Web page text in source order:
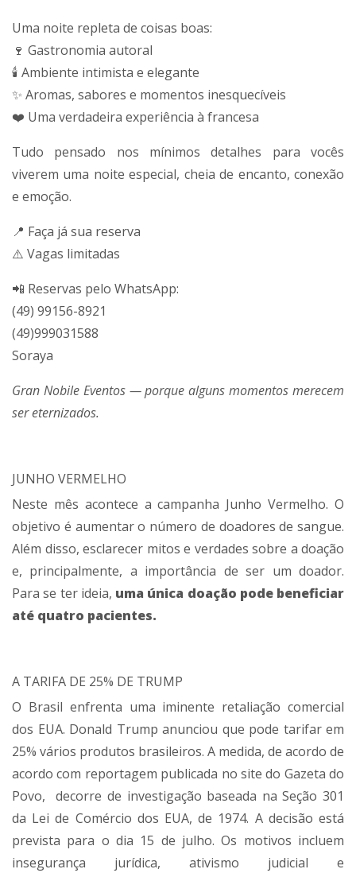
Uma noite repleta de coisas boas:
🍷 Gastronomia autoral
🕯️ Ambiente intimista e elegante
✨ Aromas, sabores e momentos inesquecíveis
❤️ Uma verdadeira experiência à francesa
Tudo pensado nos mínimos detalhes para vocês
viverem uma noite especial, cheia de encanto, conexão
e emoção.
📍 Faça já sua reserva
⚠️ Vagas limitadas
📲 Reservas pelo WhatsApp:
(49) 99156-8921
(49)999031588
Soraya
Gran Nobile Eventos — porque alguns momentos merecem
ser eternizados.
JUNHO VERMELHO
Neste mês acontece a campanha Junho Vermelho. O
objetivo é aumentar o número de doadores de sangue.
Além disso, esclarecer mitos e verdades sobre a doação
e, principalmente, a importância de ser um doador.
Para se ter ideia, uma única doação pode beneficiar
até quatro pacientes.
A TARIFA DE 25% DE TRUMP
O Brasil enfrenta uma iminente retaliação comercial
dos EUA. Donald Trump anunciou que pode tarifar em
25% vários produtos brasileiros. A medida, de acordo de
acordo com reportagem publicada no site do Gazeta do
Povo, decorre de investigação baseada na Seção 301
da Lei de Comércio dos EUA, de 1974. A decisão está
prevista para o dia 15 de julho. Os motivos incluem
insegurança jurídica, ativismo judicial e